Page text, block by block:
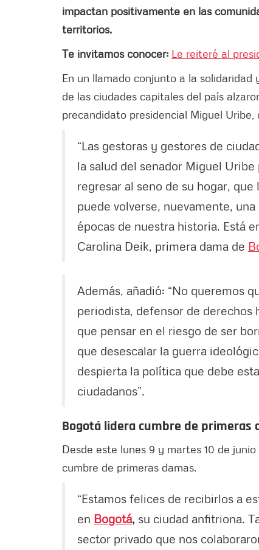
impactan positivamente en las
territorios.
Te invitamos conocer: Le reiteré al
En un llamado conjunto a la
de las ciudades capitales del país
precandidato presidencial Miguel
“Las gestoras y gestores de
la salud del senador Miguel
regresar al seno de su hogar,
puede volverse, nuevamente,
épocas de nuestra historia. Está
Carolina Deik, primera dama de
Además, añadió: “No queremos
periodista, defensor de derechos
que pensar en el riesgo de ser
que desescalar la guerra
despierta la política que debe
ciudadanos”.
Bogotá lidera cumbre de
Desde este lunes 9 y martes 10 de
cumbre de primeras damas.
“Estamos felices de recibirlos a
en Bogotá, su ciudad anfitriona.
sector privado que nos